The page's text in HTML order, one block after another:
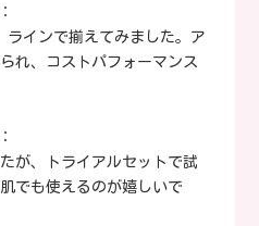
ラインで揃えてみました。ア
れ、コストパフォーマンス
が、トライアルセットで試
でも使えるのが嬉しいで